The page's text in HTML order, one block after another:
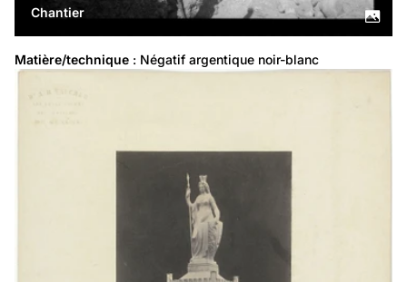
Chantier
Matière/technique : Négatif argentique noir-blanc